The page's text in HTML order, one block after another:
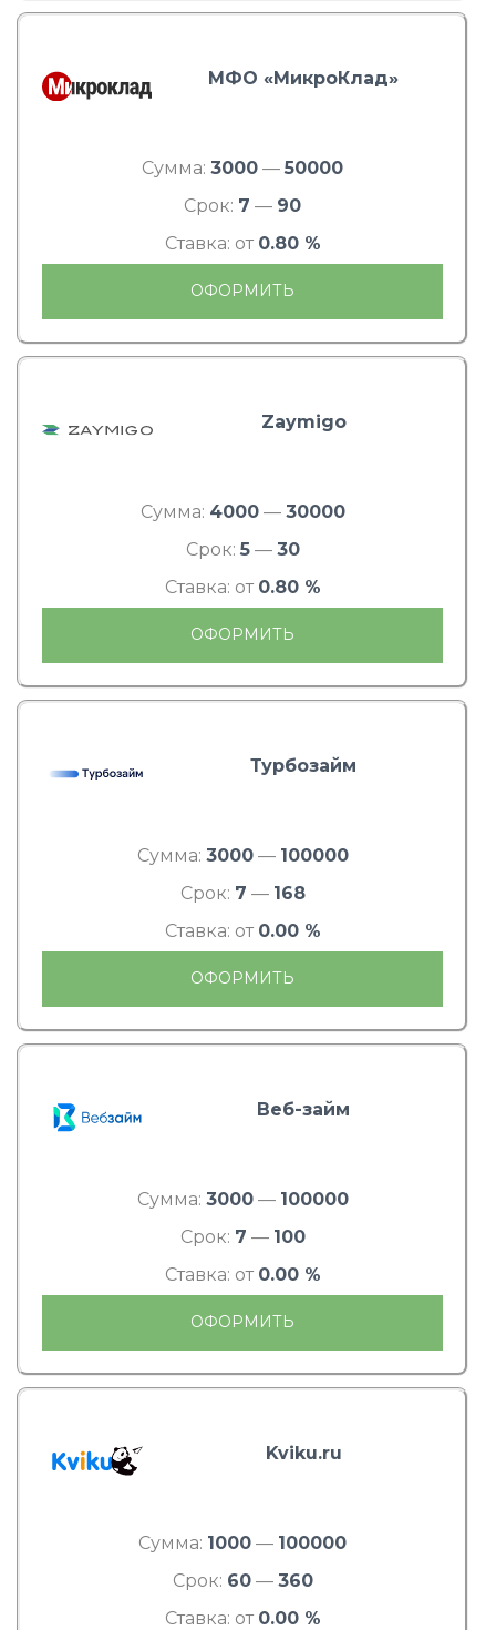
МФО «МикроКлад»
Сумма: 3000 — 50000
Срок: 7 — 90
Ставка: от 0.80 %
ОФОРМИТЬ
Zaymigo
Сумма: 4000— 30000
Срок: 5— 30
Ставка: от 0.80 %
ОФОРМИТЬ
Турбозайм
Сумма: 3000— 100000
Срок: 7 — 168
Ставка: от 0.00 %
ОФОРМИТЬ
Веб-займ
Сумма: 3000— 100000
Срок: 7 — 100
Ставка: от 0.00 %
ОФОРМИТЬ
Kviku.ru
Сумма: 1000 — 100000
Срок: 60— 360
Ставка: от 0.00 %